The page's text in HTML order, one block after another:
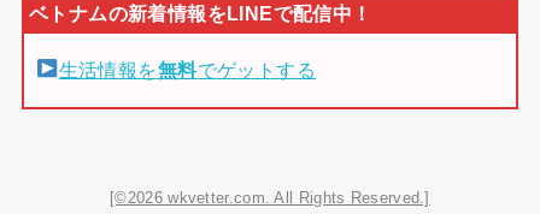
生活情報を無料でゲットする
[©2026 wkvetter.com. All Rights Reserved.]